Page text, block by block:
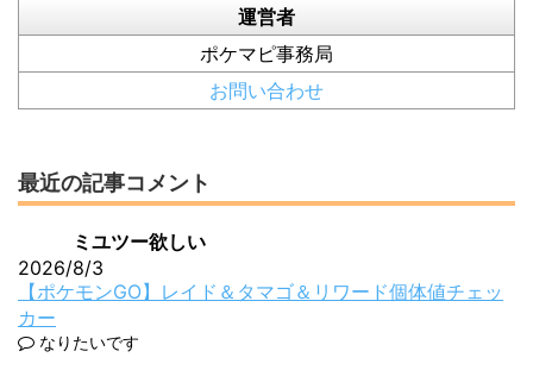
運営者
ポケマピ事務局
お問い合わせ
最近の記事コメント
ミユツー欲しい
2026/8/3
【ポケモンGO】レイド＆タマゴ＆リワード個体値チェッ
カー
なりたいです